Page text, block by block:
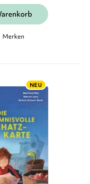
Merken
NEU